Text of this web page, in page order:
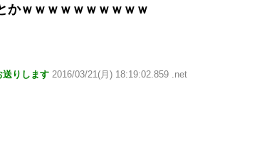
かｗｗｗｗｗｗｗｗｗｗ
りします 2016/03/21(月) 18:19:02.859 .net